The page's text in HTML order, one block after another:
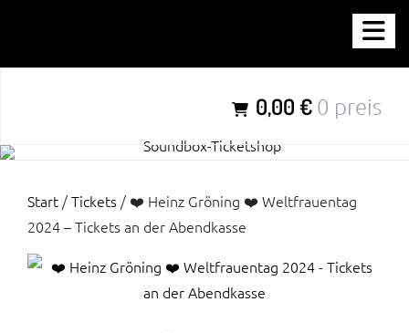
springen
Parties für Jung & Alt aus der Region – für die Region
0,00 € 0 preis
Start /Tickets / ❤️ Heinz Gröning ❤️ Weltfrauentag
2024 – Tickets an der Abendkasse